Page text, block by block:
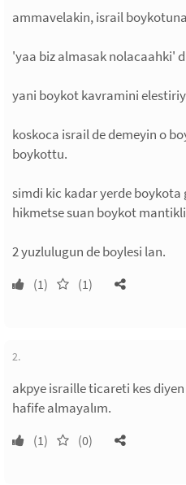
ammavelakin, israil
'yaa biz almasak nolacaahki'
yani boykot kavramini
koskoca israil de demeyin o
boykottu.
simdi kic kadar yerde
hikmetse suan boykot
2 yuzlulugun de boylesi lan.
(1) (1)
2.
akpye israille ticareti kes diyen
hafife almayalım.
(1) (0)